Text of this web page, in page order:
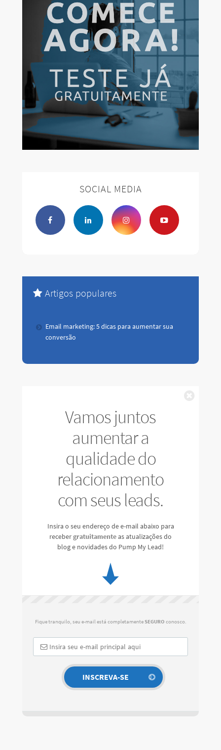
SOCIAL MEDIA
Artigos populares
Email marketing: 5 dicas para aumentar sua
conversão
Vamos juntos
aumentar a
qualidade do
relacionamento
com seus leads.
Insira o seu endereço de e-mail abaixo para
recebergratuitamenteas atualizações do
blog e novidades do Pump My Lead!
Fique tranquilo, seu e-mail está completamente SEGURO conosco.